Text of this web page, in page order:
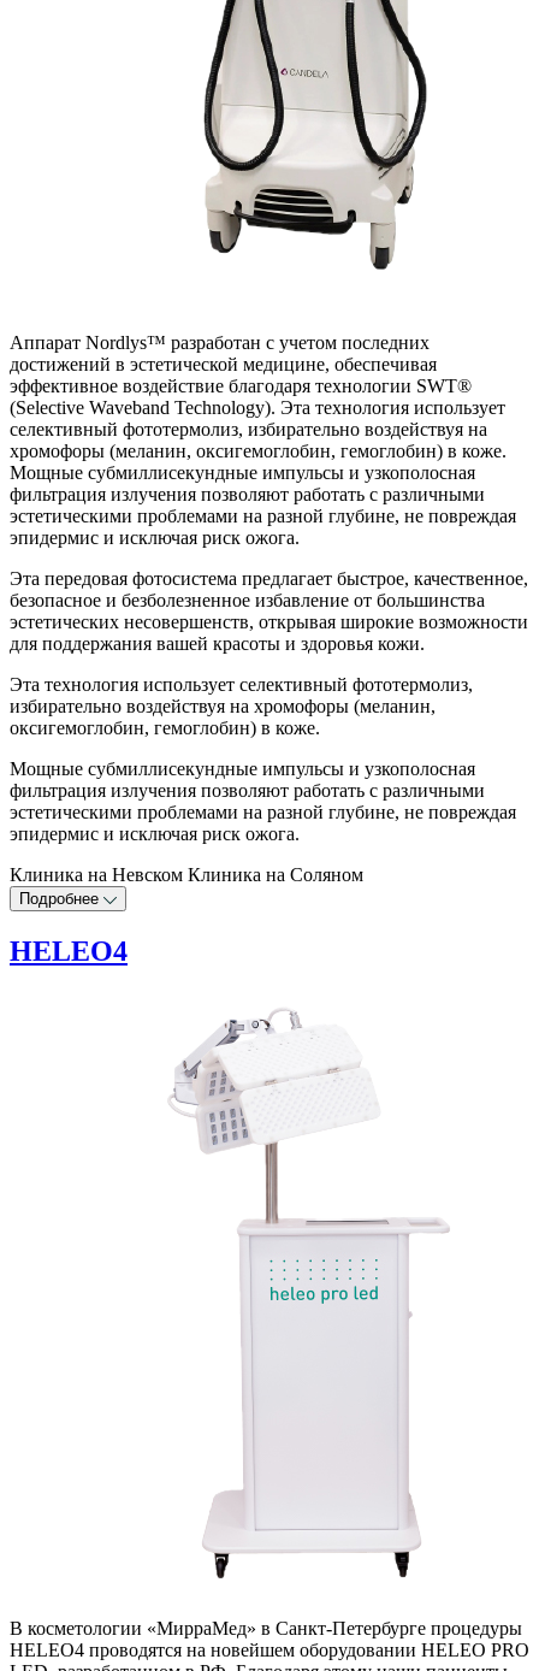
Аппарат Nordlys™ разработан с учетом последних
достижений в эстетической медицине, обеспечивая
эффективное воздействие благодаря технологии SWT®
(Selective Waveband Technology). Эта технология использует
селективный фототермолиз, избирательно воздействуя на
хромофоры (меланин, оксигемоглобин, гемоглобин) в коже.
Мощные субмиллисекундные импульсы и узкополосная
фильтрация излучения позволяют работать с различными
эстетическими проблемами на разной глубине, не повреждая
эпидермис и исключая риск ожога.
Эта передовая фотосистема предлагает быстрое, качественное,
безопасное и безболезненное избавление от большинства
эстетических несовершенств, открывая широкие возможности
для поддержания вашей красоты и здоровья кожи.
Эта технология использует селективный фототермолиз,
избирательно воздействуя на хромофоры (меланин,
оксигемоглобин, гемоглобин) в коже.
Мощные субмиллисекундные импульсы и узкополосная
фильтрация излучения позволяют работать с различными
эстетическими проблемами на разной глубине, не повреждая
эпидермис и исключая риск ожога.
Клиника на Невском Клиника на Соляном
Подробнее
HELEO4
В косметологии «МирраМед» в Санкт-Петербурге процедуры
HELEO4 проводятся на новейшем оборудовании HELEO PRO